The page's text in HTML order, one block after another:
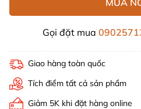
Gọi đặt mua
Giao hàng toàn quốc
Tích điểm tất cả sản phẩm
Giảm 5K khi đặt hàng online